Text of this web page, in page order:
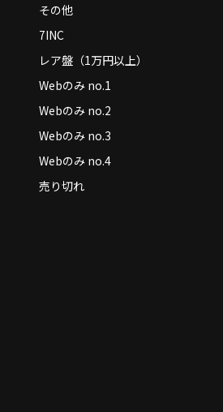
その他
7INC
レア盤（1万円以上）
Webのみ no.1
Webのみ no.2
Webのみ no.3
Webのみ no.4
売り切れ